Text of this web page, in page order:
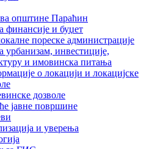
општине Параћин
финансије и буџет
пореске администрације
урбанизам, инвестиције,
и имовинска питања
о локацији и локацијске
дозволе
јавне површине
и уверења